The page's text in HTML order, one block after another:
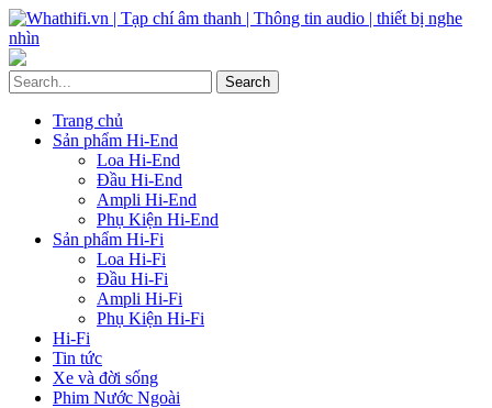
Trang chủ
Sản phẩm Hi-End
Loa Hi-End
Đầu Hi-End
Ampli Hi-End
Phụ Kiện Hi-End
Sản phẩm Hi-Fi
Loa Hi-Fi
Đầu Hi-Fi
Ampli Hi-Fi
Phụ Kiện Hi-Fi
Hi-Fi
Tin tức
Xe và đời sống
Phim Nước Ngoài